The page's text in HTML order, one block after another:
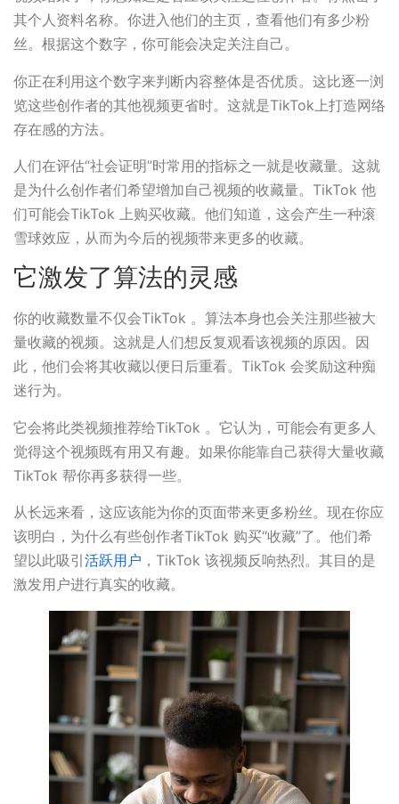
其个人资料名称。你进入他们的主页，查看他们有多少粉
丝。根据这个数字，你可能会决定关注自己。
你正在利用这个数字来判断内容整体是否优质。这比逐一浏
览这些创作者的其他视频更省时。这就是TikTok上打造网络
存在感的方法。
人们在评估“社会证明”时常用的指标之一就是收藏量。这就
是为什么创作者们希望增加自己视频的收藏量。TikTok 他
们可能会TikTok 上购买收藏。他们知道，这会产生一种滚
雪球效应，从而为今后的视频带来更多的收藏。
它激发了算法的灵感
你的收藏数量不仅会TikTok 。算法本身也会关注那些被大
量收藏的视频。这就是人们想反复观看该视频的原因。因
此，他们会将其收藏以便日后重看。TikTok 会奖励这种痴
迷行为。
它会将此类视频推荐给TikTok 。它认为，可能会有更多人
觉得这个视频既有用又有趣。如果你能靠自己获得大量收藏
TikTok 帮你再多获得一些。
从长远来看，这应该能为你的页面带来更多粉丝。现在你应
该明白，为什么有些创作者TikTok 购买“收藏”了。他们希
望以此吸引活跃用户 ，TikTok 该视频反响热烈。其目的是
激发用户进行真实的收藏。